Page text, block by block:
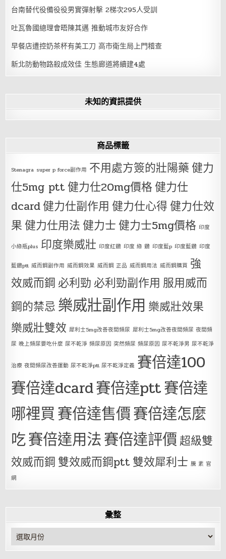
台南替代役備役役男實彈射擊 2梯次295人受訓
吐瓦魯國總理會晤陳其邁 推動城市友好合作
早餐店遭控奶茶杯有美工刀 高市衛生局上門稽查
新北防動物路殺成效佳 生態廊道將續建4處
未知的資訊提供
商品標籤
Stenagra super p force副作用 不用處方簽的壯陽藥健力
仕5mg ptt健力仕20mg價格健力仕
dcard健力仕副作用 健力仕心得健力仕效
果健力仕用法健力士健力士5mg價格 印度
小綠瓶plus 印度樂威壯 印度紅鑽 印度 綠 鑽 印度藍p 印度藍鑽 印度
藍鑽ptt 威而鋼副作用 威而鋼效果 威而鋼 正品 威而鋼用法 威而鋼購買 強
效威而鋼 必利勁 必利勁副作用 服用威而
鋼的禁忌 樂威壯副作用 樂威壯效果
樂威壯雙效 犀利士5mg改善夜間頻尿 犀利士5mg改善夜間頻尿 夜間頻
尿 晚上頻尿要吃什麼 尿不乾淨 頻尿原因 突然頻尿 頻尿原因 尿不乾淨男 尿不乾淨
治療 夜間頻尿改善運動 尿不乾淨ptt 尿不乾淨定義 賽倍達100
賽倍達dcard賽倍達ptt賽倍達
哪裡買賽倍達售價賽倍達怎麼
吃賽倍達用法賽倍達評價超級雙
效威而鋼 雙效威而鋼ptt 雙效犀利士 騰 素 官
網
彙整
彙
整